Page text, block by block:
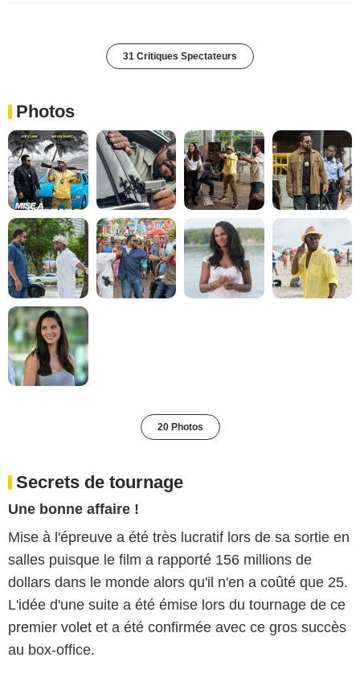
31 Critiques Spectateurs
Photos
20 Photos
Secrets de tournage
Une bonne affaire !
Mise à l'épreuve a été très lucratif lors de sa sortie en
salles puisque le film a rapporté 156 millions de
dollars dans le monde alors qu'il n'en a coûté que 25.
L'idée d'une suite a été émise lors du tournage de ce
premier volet et a été confirmée avec ce gros succès
au box-office.